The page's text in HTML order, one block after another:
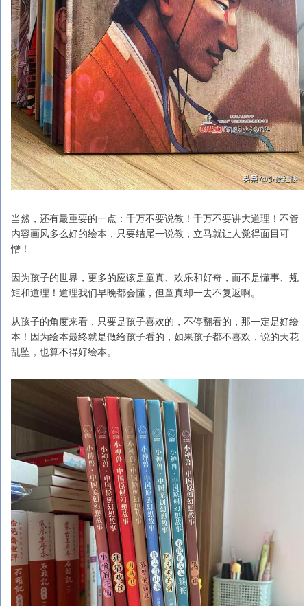
当然，还有最重要的一点：千万不要说教！千万不要讲大道理！不管
内容画风多么好的绘本，只要结尾一说教，立马就让人觉得面目可
憎！
因为孩子的世界，更多的应该是童真、欢乐和好奇，而不是懂事、规
矩和道理！道理我们早晚都会懂，但童真却一去不复返啊。
从孩子的角度来看，只要是孩子喜欢的，不停翻看的，那一定是好绘
本！因为绘本最终就是做给孩子看的，如果孩子都不喜欢，说的天花
乱坠，也算不得好绘本。